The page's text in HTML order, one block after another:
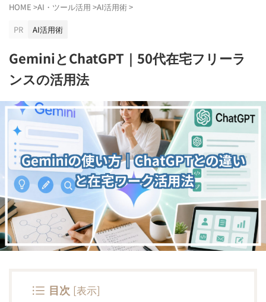
HOME >AI・ツール活用 >AI活用術>
PR
AI活用術
GeminiとChatGPT｜50代在宅フリーラ
ンスの活用法
目次 [表示]